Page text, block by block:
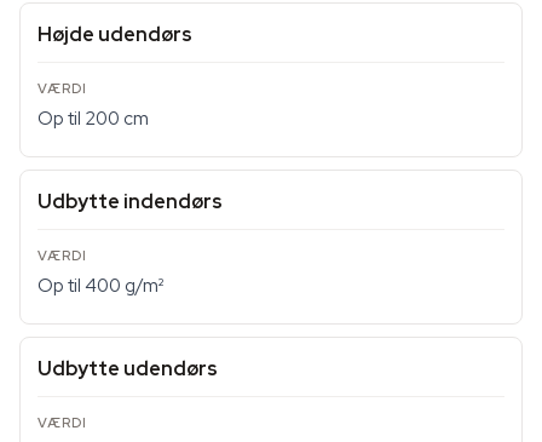
Højde udendørs
Op til 200 cm
Udbytte indendørs
Op til 400 g/m²
Udbytte udendørs